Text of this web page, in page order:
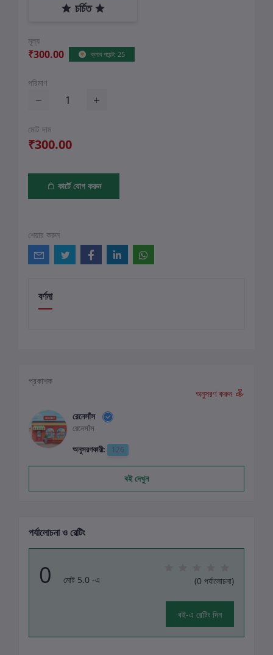
চর্চিত
মূল্য
₹300.00 ক্লাব পয়েন্ট: 25
পরিমাণ
মোট দাম
₹300.00
কার্টে যোগ করুন
শেয়ার করুন
বর্ণনা
প্রকাশক
অনুসরণ করুন
রেনেসাঁস
রেনেসাঁস
অনুসরণকারী:
126
বই দেখুন
পর্যালোচনা ও রেটিং
0 মোট 5.0 -এ (0 পর্যালোচনা)
বই-এ রেটিং দিন